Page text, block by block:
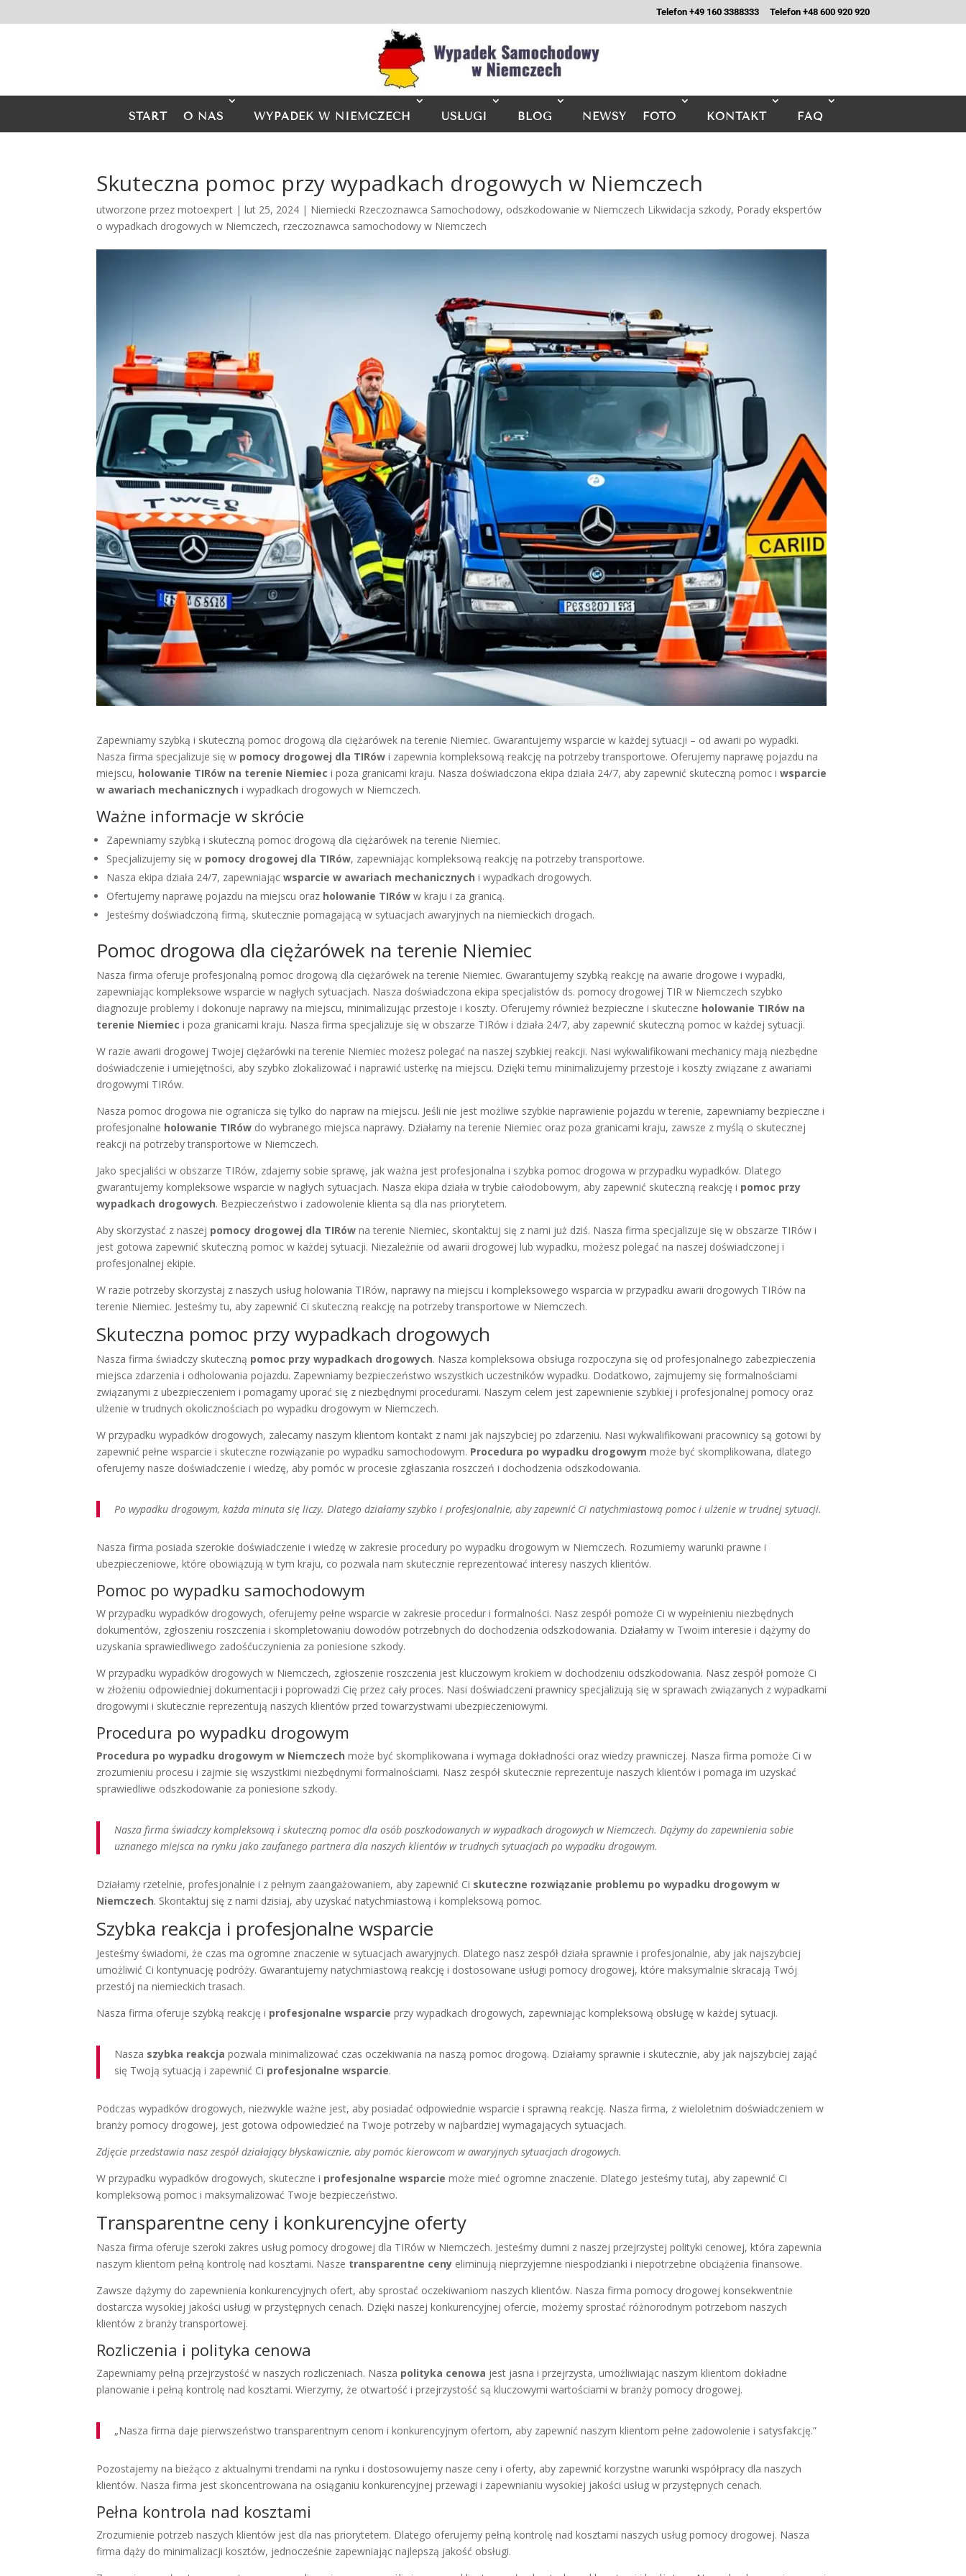
Telefon +49 160 3388333 Telefon +48 600 920 920
START O NAS WYPADEK W NIEMCZECH USŁUGI BLOG NEWSY FOTO KONTAKT FAQ
Skuteczna pomoc przy wypadkach drogowych w Niemczech
utworzone przezmotoexpert |lut 25, 2024 | Niemiecki Rzeczoznawca Samochodowy, odszkodowanie w Niemczech Likwidacja szkody, Porady ekspertów
o wypadkach drogowych w Niemczech,rzeczoznawca samochodowy w Niemczech
Zapewniamy szybką i skuteczną pomoc drogową dla ciężarówek na terenie Niemiec. Gwarantujemy wsparcie w każdej sytuacji – od awarii po wypadki.
Nasza firma specjalizuje się w pomocy drogowej dla TIRów i zapewnia kompleksową reakcję na potrzeby transportowe. Oferujemy naprawę pojazdu na
miejscu, holowanie TIRów na terenie Niemiec i poza granicami kraju. Nasza doświadczona ekipa działa 24/7, aby zapewnić skuteczną pomoc iwsparcie
w awariach mechanicznych i wypadkach drogowych w Niemczech.
Ważne informacje w skrócie
Zapewniamy szybką i skuteczną pomoc drogową dla ciężarówek na terenie Niemiec.
Specjalizujemy się w pomocy drogowej dla TIRów, zapewniając kompleksową reakcję na potrzeby transportowe.
Nasza ekipa działa 24/7, zapewniającwsparcie w awariach mechanicznych i wypadkach drogowych.
Ofertujemy naprawę pojazdu na miejscu oraz holowanie TIRów w kraju i za granicą.
Jesteśmy doświadczoną firmą, skutecznie pomagającą w sytuacjach awaryjnych na niemieckich drogach.
Pomoc drogowa dla ciężarówek na terenie Niemiec
Nasza firma oferuje profesjonalną pomoc drogową dla ciężarówek na terenie Niemiec. Gwarantujemy szybką reakcję na awarie drogowe i wypadki,
zapewniając kompleksowe wsparcie w nagłych sytuacjach. Nasza doświadczona ekipa specjalistów ds. pomocy drogowej TIR w Niemczech szybko
diagnozuje problemy i dokonuje naprawy na miejscu, minimalizując przestoje i koszty. Oferujemy również bezpieczne i skuteczne holowanie TIRów na
terenie Niemiec i poza granicami kraju. Nasza firma specjalizuje się w obszarze TIRów i działa 24/7, aby zapewnić skuteczną pomoc w każdej sytuacji.
W razie awarii drogowej Twojej ciężarówki na terenie Niemiec możesz polegać na naszej szybkiej reakcji. Nasi wykwalifikowani mechanicy mają niezbędne
doświadczenie i umiejętności, aby szybko zlokalizować i naprawić usterkę na miejscu. Dzięki temu minimalizujemy przestoje i koszty związane z awariami
drogowymi TIRów.
Nasza pomoc drogowa nie ogranicza się tylko do napraw na miejscu. Jeśli nie jest możliwe szybkie naprawienie pojazdu w terenie, zapewniamy bezpieczne i
profesjonalne holowanie TIRów do wybranego miejsca naprawy. Działamy na terenie Niemiec oraz poza granicami kraju, zawsze z myślą o skutecznej
reakcji na potrzeby transportowe w Niemczech.
Jako specjaliści w obszarze TIRów, zdajemy sobie sprawę, jak ważna jest profesjonalna i szybka pomoc drogowa w przypadku wypadków. Dlatego
gwarantujemy kompleksowe wsparcie w nagłych sytuacjach. Nasza ekipa działa w trybie całodobowym, aby zapewnić skuteczną reakcję i pomoc przy
wypadkach drogowych. Bezpieczeństwo i zadowolenie klienta są dla nas priorytetem.
Aby skorzystać z naszej pomocy drogowej dla TIRów na terenie Niemiec, skontaktuj się z nami już dziś. Nasza firma specjalizuje się w obszarze TIRów i
jest gotowa zapewnić skuteczną pomoc w każdej sytuacji. Niezależnie od awarii drogowej lub wypadku, możesz polegać na naszej doświadczonej i
profesjonalnej ekipie.
W razie potrzeby skorzystaj z naszych usług holowania TIRów, naprawy na miejscu i kompleksowego wsparcia w przypadku awarii drogowych TIRów na
terenie Niemiec. Jesteśmy tu, aby zapewnić Ci skuteczną reakcję na potrzeby transportowe w Niemczech.
Skuteczna pomoc przy wypadkach drogowych
Nasza firma świadczy skuteczną pomoc przy wypadkach drogowych. Nasza kompleksowa obsługa rozpoczyna się od profesjonalnego zabezpieczenia
miejsca zdarzenia i odholowania pojazdu. Zapewniamy bezpieczeństwo wszystkich uczestników wypadku. Dodatkowo, zajmujemy się formalnościami
związanymi z ubezpieczeniem i pomagamy uporać się z niezbędnymi procedurami. Naszym celem jest zapewnienie szybkiej i profesjonalnej pomocy oraz
ulżenie w trudnych okolicznościach po wypadku drogowym w Niemczech.
W przypadku wypadków drogowych, zalecamy naszym klientom kontakt z nami jak najszybciej po zdarzeniu. Nasi wykwalifikowani pracownicy są gotowi by
zapewnić pełne wsparcie i skuteczne rozwiązanie po wypadku samochodowym. Procedura po wypadku drogowym może być skomplikowana, dlatego
oferujemy nasze doświadczenie i wiedzę, aby pomóc w procesie zgłaszania roszczeń i dochodzenia odszkodowania.
Po wypadku drogowym, każda minuta się liczy. Dlatego działamy szybko i profesjonalnie, aby zapewnić Ci natychmiastową pomoc i ulżenie w trudnej sytuacji.
Nasza firma posiada szerokie doświadczenie i wiedzę w zakresie procedury po wypadku drogowym w Niemczech. Rozumiemy warunki prawne i
ubezpieczeniowe, które obowiązują w tym kraju, co pozwala nam skutecznie reprezentować interesy naszych klientów.
Pomoc po wypadku samochodowym
W przypadku wypadków drogowych, oferujemy pełne wsparcie w zakresie procedur i formalności. Nasz zespół pomoże Ci w wypełnieniu niezbędnych
dokumentów, zgłoszeniu roszczenia i skompletowaniu dowodów potrzebnych do dochodzenia odszkodowania. Działamy w Twoim interesie i dążymy do
uzyskania sprawiedliwego zadośćuczynienia za poniesione szkody.
W przypadku wypadków drogowych w Niemczech, zgłoszenie roszczenia jest kluczowym krokiem w dochodzeniu odszkodowania. Nasz zespół pomoże Ci
w złożeniu odpowiedniej dokumentacji i poprowadzi Cię przez cały proces. Nasi doświadczeni prawnicy specjalizują się w sprawach związanych z wypadkami
drogowymi i skutecznie reprezentują naszych klientów przed towarzystwami ubezpieczeniowymi.
Procedura po wypadku drogowym
Procedura po wypadku drogowym w Niemczech może być skomplikowana i wymaga dokładności oraz wiedzy prawniczej. Nasza firma pomoże Ci w
zrozumieniu procesu i zajmie się wszystkimi niezbędnymi formalnościami. Nasz zespół skutecznie reprezentuje naszych klientów i pomaga im uzyskać
sprawiedliwe odszkodowanie za poniesione szkody.
Nasza firma świadczy kompleksową i skuteczną pomoc dla osób poszkodowanych w wypadkach drogowych w Niemczech. Dążymy do zapewnienia sobie
uznanego miejsca na rynku jako zaufanego partnera dla naszych klientów w trudnych sytuacjach po wypadku drogowym.
Działamy rzetelnie, profesjonalnie i z pełnym zaangażowaniem, aby zapewnić Ci skuteczne rozwiązanie problemu po wypadku drogowym w
Niemczech. Skontaktuj się z nami dzisiaj, aby uzyskać natychmiastową i kompleksową pomoc.
Szybka reakcja i profesjonalne wsparcie
Jesteśmy świadomi, że czas ma ogromne znaczenie w sytuacjach awaryjnych. Dlatego nasz zespół działa sprawnie i profesjonalnie, aby jak najszybciej
umożliwić Ci kontynuację podróży. Gwarantujemy natychmiastową reakcję i dostosowane usługi pomocy drogowej, które maksymalnie skracają Twój
przestój na niemieckich trasach.
Nasza firma oferuje szybką reakcję i profesjonalne wsparcie przy wypadkach drogowych, zapewniając kompleksową obsługę w każdej sytuacji.
Nasza szybka reakcja pozwala minimalizować czas oczekiwania na naszą pomoc drogową. Działamy sprawnie i skutecznie, aby jak najszybciej zająć
się Twoją sytuacją i zapewnić Ci profesjonalne wsparcie.
Podczas wypadków drogowych, niezwykle ważne jest, aby posiadać odpowiednie wsparcie i sprawną reakcję. Nasza firma, z wieloletnim doświadczeniem w
branży pomocy drogowej, jest gotowa odpowiedzieć na Twoje potrzeby w najbardziej wymagających sytuacjach.
Zdjęcie przedstawia nasz zespół działający błyskawicznie, aby pomóc kierowcom w awaryjnych sytuacjach drogowych.
W przypadku wypadków drogowych, skuteczne i profesjonalne wsparcie może mieć ogromne znaczenie. Dlatego jesteśmy tutaj, aby zapewnić Ci
kompleksową pomoc i maksymalizować Twoje bezpieczeństwo.
Transparentne ceny i konkurencyjne oferty
Nasza firma oferuje szeroki zakres usług pomocy drogowej dla TIRów w Niemczech. Jesteśmy dumni z naszej przejrzystej polityki cenowej, która zapewnia
naszym klientom pełną kontrolę nad kosztami. Nasze transparentne ceny eliminują nieprzyjemne niespodzianki i niepotrzebne obciążenia finansowe.
Zawsze dążymy do zapewnienia konkurencyjnych ofert, aby sprostać oczekiwaniom naszych klientów. Nasza firma pomocy drogowej konsekwentnie
dostarcza wysokiej jakości usługi w przystępnych cenach. Dzięki naszej konkurencyjnej ofercie, możemy sprostać różnorodnym potrzebom naszych
klientów z branży transportowej.
Rozliczenia i polityka cenowa
Zapewniamy pełną przejrzystość w naszych rozliczeniach. Nasza polityka cenowa jest jasna i przejrzysta, umożliwiając naszym klientom dokładne
planowanie i pełną kontrolę nad kosztami. Wierzymy, że otwartość i przejrzystość są kluczowymi wartościami w branży pomocy drogowej.
„Nasza firma daje pierwszeństwo transparentnym cenom i konkurencyjnym ofertom, aby zapewnić naszym klientom pełne zadowolenie i satysfakcję.”
Pozostajemy na bieżąco z aktualnymi trendami na rynku i dostosowujemy nasze ceny i oferty, aby zapewnić korzystne warunki współpracy dla naszych
klientów. Nasza firma jest skoncentrowana na osiąganiu konkurencyjnej przewagi i zapewnianiu wysokiej jakości usług w przystępnych cenach.
Pełna kontrola nad kosztami
Zrozumienie potrzeb naszych klientów jest dla nas priorytetem. Dlatego oferujemy pełną kontrolę nad kosztami naszych usług pomocy drogowej. Nasza
firma dąży do minimalizacji kosztów, jednocześnie zapewniając najlepszą jakość obsługi.